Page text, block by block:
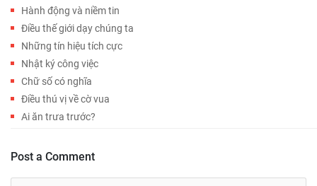
Hành động và niềm tin
Điều thế giới dạy chúng ta
Những tín hiệu tích cực
Nhật ký công việc
Chữ số có nghĩa
Điều thú vị về cờ vua
Ai ăn trưa trước?
Post a Comment